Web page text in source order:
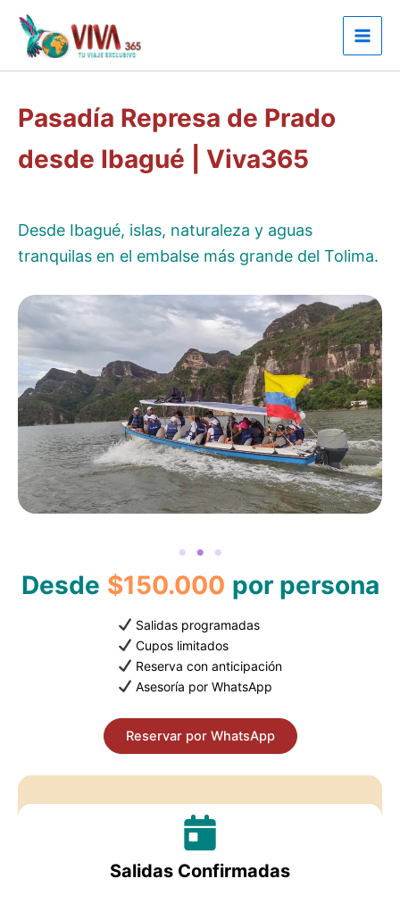
contenido
Pasadía Represa de Prado
desde Ibagué | Viva365
Desde Ibagué, islas, naturaleza y aguas
tranquilas en el embalse más grande del Tolima.
Desde $150.000 por persona
Salidas programadas
Cupos limitados
Reserva con anticipación
Asesoría por WhatsApp
Reservar por WhatsApp
Salidas Confirmadas